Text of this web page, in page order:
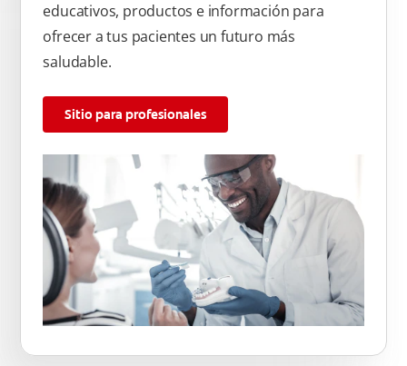
educativos, productos e información para
ofrecer a tus pacientes un futuro más
saludable.
Sitio para profesionales